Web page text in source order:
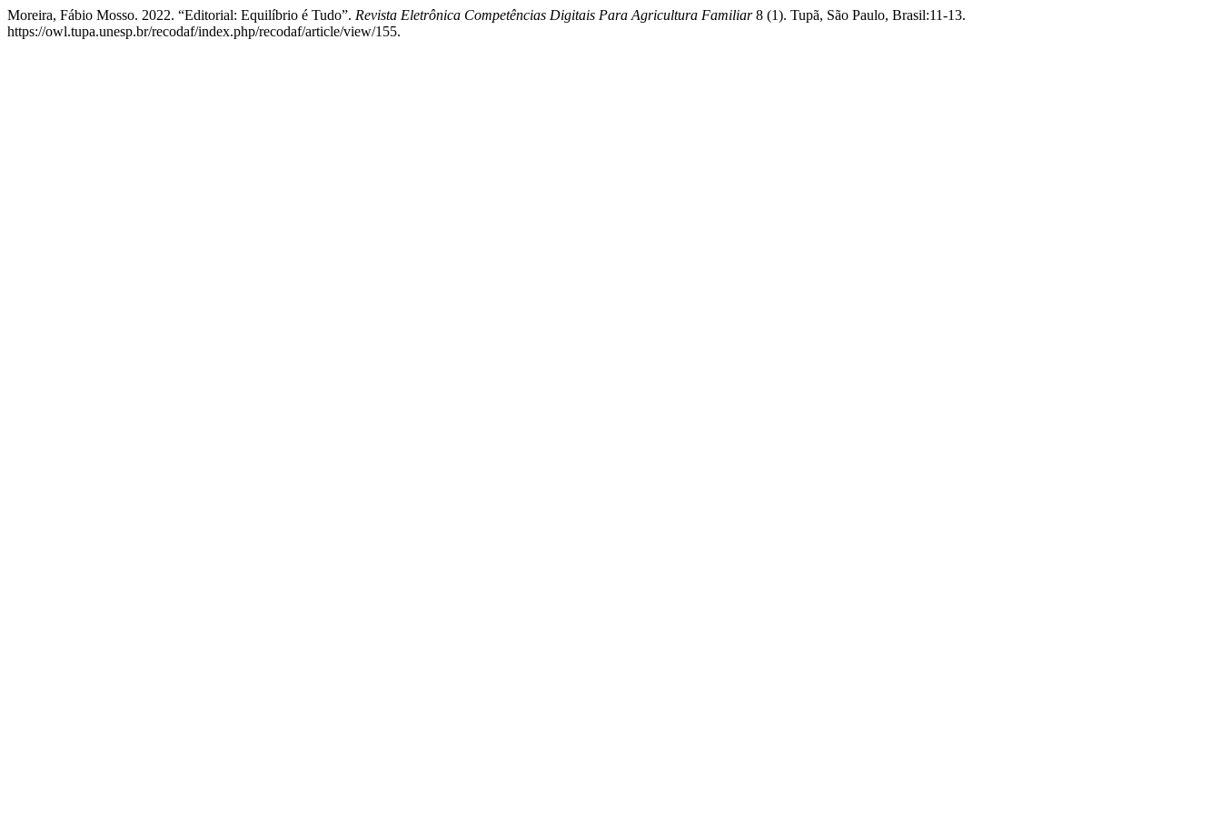
Moreira, Fábio Mosso. 2022. “Editorial: Equilíbrio é Tudo”. Revista Eletrônica Competências Digitais Para Agricultura Familiar8 (1). Tupã, São Paulo, Brasil:11-13.
https://owl.tupa.unesp.br/recodaf/index.php/recodaf/article/view/155.